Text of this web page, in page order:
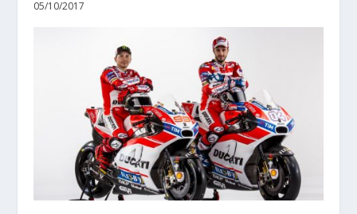
05/10/2017